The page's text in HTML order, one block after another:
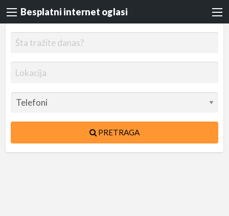
Besplatni internet oglasi
PRETRAGA